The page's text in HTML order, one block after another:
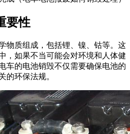
要性
物质组成，包括锂、镍、钴等。这
，如果不当可能会对环境和人体健
车的电池销毁不仅需要确保电池的
的环保法规。